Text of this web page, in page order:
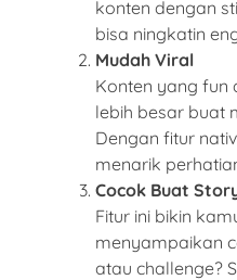
konten dengan
bisa ningkatin
Mudah Viral
Konten yang fun
lebih besar buat
Dengan fitur
menarik
Cocok Buat
Fitur ini bikin
menyampaikan
atau challenge?